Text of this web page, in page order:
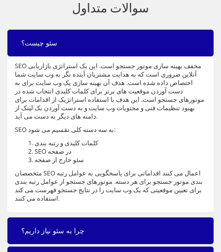
سوالات متداول
سئو چیست؟
SEO مخفف بهینه سازی موتور جستجو است. این یک استراتژی بازاریابی
آنلاین ضروری است که به هدایت مشتریان آینده نگر به وب سایت شما
اختصاص داده شده است. هدف آن بهینه سازی یک وب سایت برای به
دست آوردن موقعیت های برتر برای کلمات کلیدی انتخاب شده در
موتورهای جستجو است. این هدف با استفاده استراتژیک از اقدامات برای
بهبود تنظیمات فنی و محتویات وب سایت و به دست آوردن بک لینک از
دامنه های دیگر به دست می آید.
SEO به سه دسته کلی تقسیم می شود:
کلمات کلیدی و رتبه بندی
SEO در صفحه
سئو خارج از صفحه
متخصصان SEO اعمال می کنند اقداماتی برای پاسخگویی به عوامل رتبه
بندی موتور جستجو برای هر دسته. موتورهای جستجو از عوامل رتبه بندی
برای تعیین موقعیتی که یک وب سایت را در نتایج جستجو فهرست می کند
استفاده می کنند.
چرا به سئو نیاز داریم؟